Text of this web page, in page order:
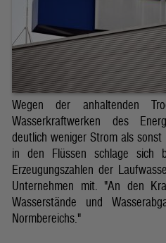
Wegen der anhaltenden
Wasserkraftwerken des
deutlich weniger Strom als
in den Flüssen schlage sich
Erzeugungszahlen der
Unternehmen mit. "An den
Wasserstände und
Normbereichs."